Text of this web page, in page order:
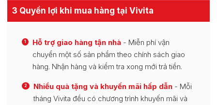
3 Quyền lợi khi mua hàng tại Vivita
1 Hỗ trợ giao hàng tận nhà - Miễn phí vận
chuyển một số sản phẩm theo chính sách giao
hàng. Nhận hàng và kiểm tra xong mới trả tiền.
2 Nhiều quà tặng và khuyến mãi hấp dẫn - Mỗi
tháng Vivita đều có chương trình khuyến mãi và